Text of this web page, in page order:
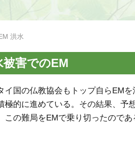
洪水
害でのEM
イ国の仏教協会もトップ自らEM
極的に進めている。その結果、予
この難局をEMで乗り切ったのであ